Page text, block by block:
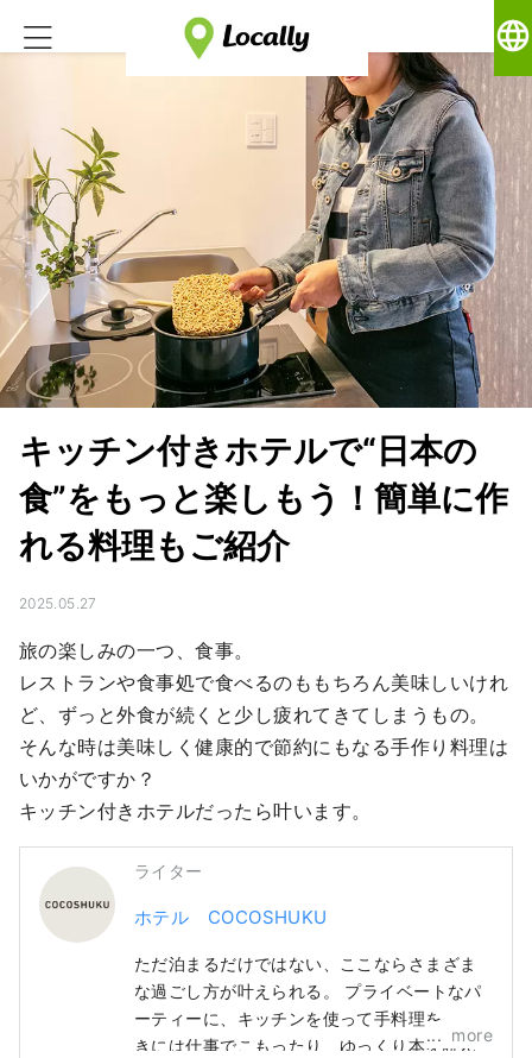
language
キッチン付きホテルで“日本の
食”をもっと楽しもう！簡単に作
れる料理もご紹介
2025.05.27
旅の楽しみの一つ、食事。
レストランや食事処で食べるのももちろん美味しいけれ
ど、ずっと外食が続くと少し疲れてきてしまうもの。
そんな時は美味しく健康的で節約にもなる手作り料理は
いかがですか？
キッチン付きホテルだったら叶います。
ライター
ホテル COCOSHUKU
ただ泊まるだけではない、ここならさまざま
な過ごし方が叶えられる。 プライベートなパ
ーティーに、キッチンを使って手料理を。 と
きには仕事でこもったり、ゆっくり本を読ん
more